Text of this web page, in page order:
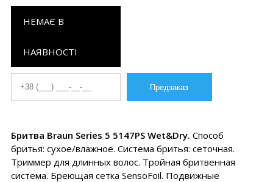
НЕМАЄ В
НАЯВНОСТІ
Бритва Braun Series 5 5147PS Wet&Dry. Способ
бритья: сухое/влажное. Система бритья: сеточная.
Триммер для длинных волос. Тройная бритвенная
система. Бреющая сетка SensoFoil. Подвижные